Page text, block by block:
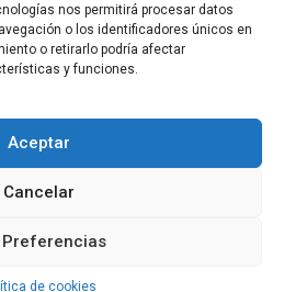
nos permitirá procesar datos
o los identificadores únicos en
o retirarlo podría afectar
y funciones.
Aceptar
Cancelar
Preferencias
de cookies